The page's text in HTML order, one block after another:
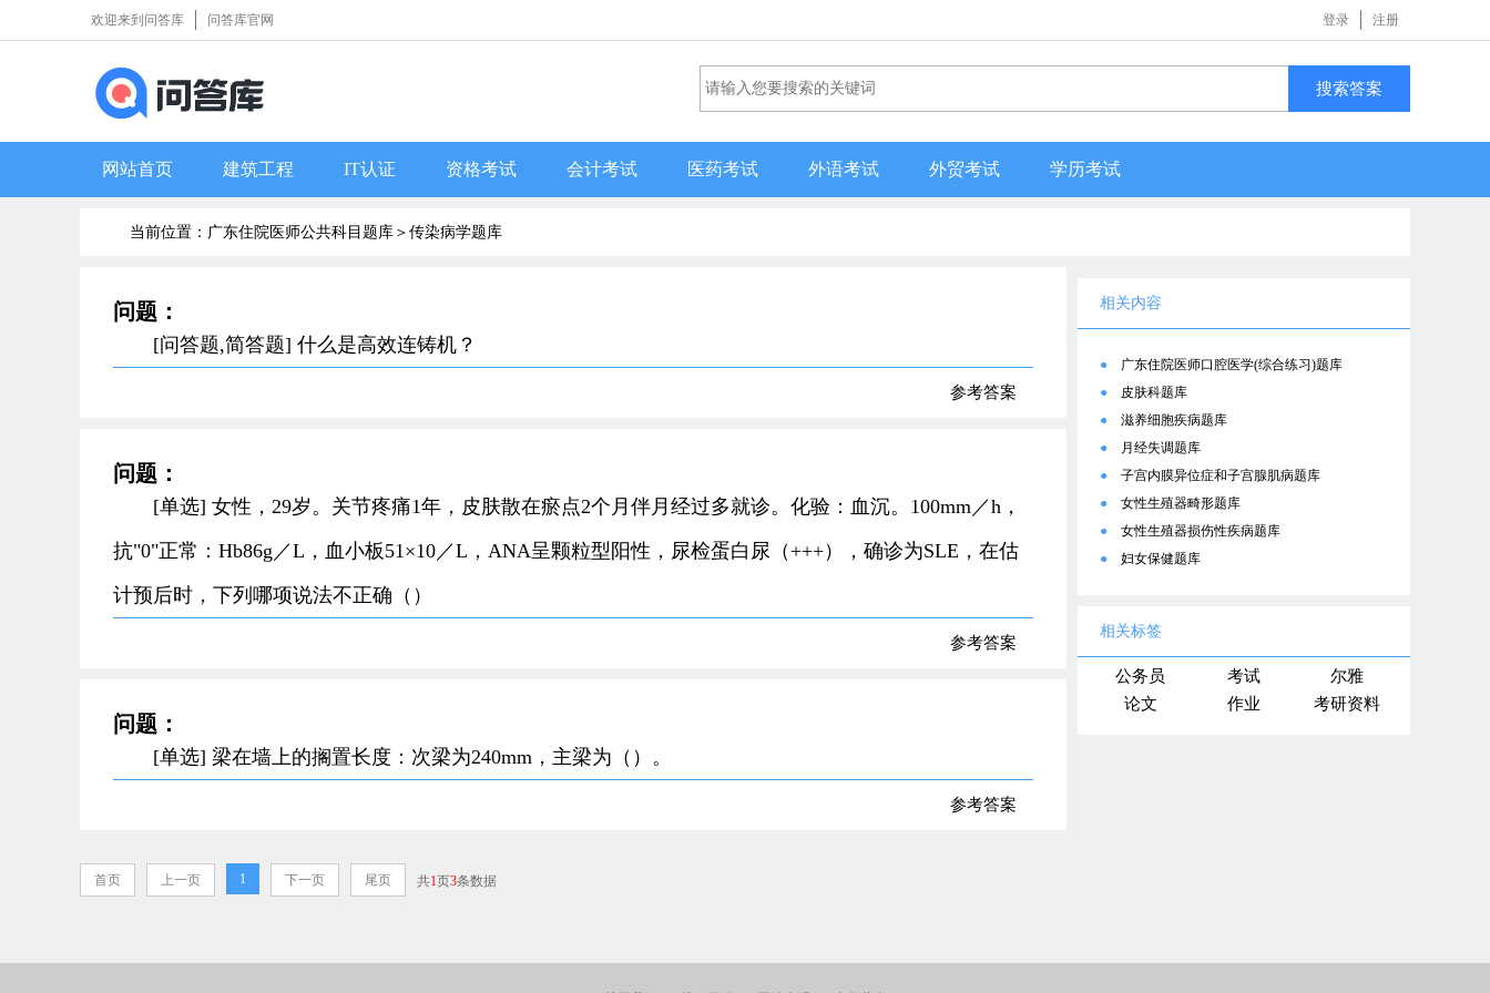
登录 注册
欢迎来到问答库 问答库官网
搜索答案
网站首页 建筑工程 IT认证 资格考试 会计考试 医药考试 外语考试 外贸考试 学历考试
当前位置：广东住院医师公共科目题库＞ 传染病学题库
问题：
[问答题,简答题] 什么是高效连铸机？
参考答案
问题：
[单选] 女性，29岁。关节疼痛1年，皮肤散在瘀点2个月伴月经过多就诊。化验：血沉。100mm／h，
抗"0"正常：Hb86g／L，血小板51×10／L，ANA呈颗粒型阳性，尿检蛋白尿（+++），确诊为SLE，在估
计预后时，下列哪项说法不正确（）
参考答案
问题：
[单选] 梁在墙上的搁置长度：次梁为240mm，主梁为（）。
参考答案
首页 上一页 1 下一页 尾页 共1页3条数据
相关内容
●
广东住院医师口腔医学(综合练习)题库
●
皮肤科题库
●
滋养细胞疾病题库
●
月经失调题库
●
子宫内膜异位症和子宫腺肌病题库
●
女性生殖器畸形题库
●
女性生殖器损伤性疾病题库
●
妇女保健题库
相关标签
公务员 考试
尔雅
论文
作业 考研资料